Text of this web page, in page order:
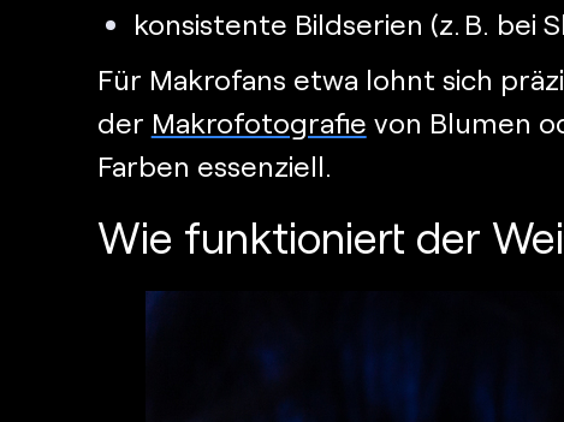
konsistente Bildserien (z. B. bei
Für Makrofans etwa lohnt sich
der Makrofotografie von Blumen
Farben essenziell.
Wie funktioniert der